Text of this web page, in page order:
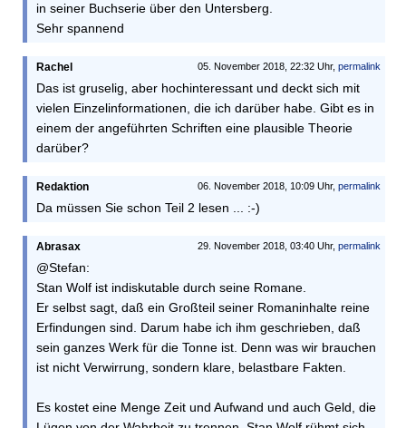
in seiner Buchserie über den Untersberg.
Sehr spannend
05. November 2018, 22:32 Uhr, permalink
Rachel
Das ist gruselig, aber hochinteressant und deckt sich mit
vielen Einzelinformationen, die ich darüber habe. Gibt es in
einem der angeführten Schriften eine plausible Theorie
darüber?
06. November 2018, 10:09 Uhr, permalink
Redaktion
Da müssen Sie schon Teil 2 lesen ... :-)
29. November 2018, 03:40 Uhr, permalink
Abrasax
@Stefan:
Stan Wolf ist indiskutable durch seine Romane.
Er selbst sagt, daß ein Großteil seiner Romaninhalte reine
Erfindungen sind. Darum habe ich ihm geschrieben, daß
sein ganzes Werk für die Tonne ist. Denn was wir brauchen
ist nicht Verwirrung, sondern klare, belastbare Fakten.
Es kostet eine Menge Zeit und Aufwand und auch Geld, die